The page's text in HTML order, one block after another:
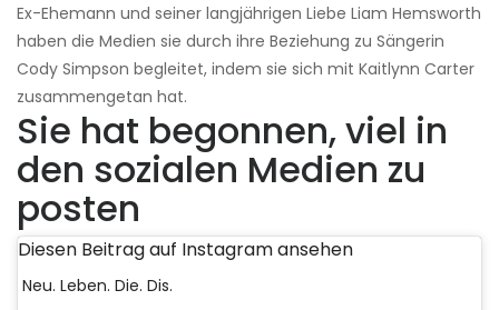
Ex-Ehemann und seiner langjährigen Liebe Liam Hemsworth
haben die Medien sie durch ihre Beziehung zu Sängerin
Cody Simpson begleitet, indem sie sich mit Kaitlynn Carter
zusammengetan hat.
Sie hat begonnen, viel in
den sozialen Medien zu
posten
Diesen Beitrag auf Instagram ansehen
Neu. Leben. Die. Dis.